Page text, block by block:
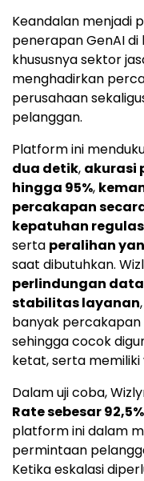
Keandalan menjadi
penerapan GenAI
khususnya sektor
menghadirkan
perusahaan
pelanggan.
Platform ini
dua detik, akurasi
hingga 95%,
percakapan
kepatuhan
serta peralihan
saat dibutuhkan.
perlindungan
stabilitas layanan
banyak
sehingga cocok
ketat, serta memiliki
Dalam uji coba,
Rate sebesar
platform ini dalam
permintaan
Ketika eskalasi